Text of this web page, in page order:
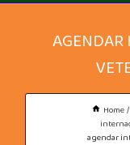
Home
agendar